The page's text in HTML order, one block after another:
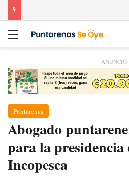
Menú
ANUNCIO
Puntarenas
Abogado
para la presidencia
Incopesca